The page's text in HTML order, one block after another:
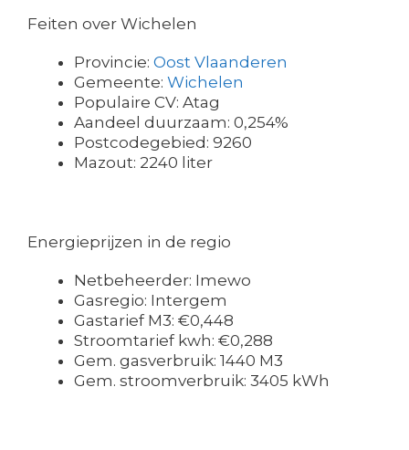
Feiten over Wichelen
Provincie: Oost Vlaanderen
Gemeente: Wichelen
Populaire CV: Atag
Aandeel duurzaam: 0,254%
Postcodegebied: 9260
Mazout: 2240 liter
Energieprijzen in de regio
Netbeheerder: Imewo
Gasregio: Intergem
Gastarief M3: €0,448
Stroomtarief kwh: €0,288
Gem. gasverbruik: 1440 M3
Gem. stroomverbruik: 3405 kWh